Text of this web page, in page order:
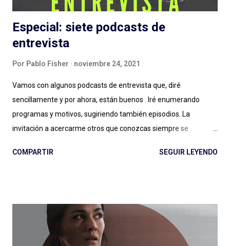
Especial: siete podcasts de
entrevista
Por Pablo Fisher noviembre 24, 2021
Vamos con algunos podcasts de entrevista que, diré
sencillamente y por ahora, están buenos . Iré enumerando
programas y motivos, sugiriendo también episodios. La
invitación a acercarme otros que conozcas siempre se
se puede llegar a un podcast por la persona entrevistada, por
entrevista con dos hosts que hablan mucho puede salir bien? Si
escuchan, si preguntan, hacen reír, hacen pensar y logran
meter en zona sillón a todas las personas que pasan por el
COMPARTIR SEGUIR LEYENDO